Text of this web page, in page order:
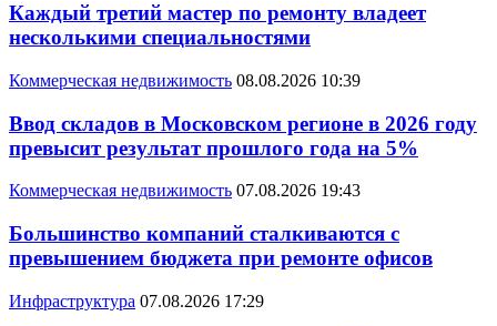
Каждый третий мастер по ремонту владеет
несколькими специальностями
Коммерческая недвижимость 08.08.2026 10:39
Ввод складов в Московском регионе в 2026 году
превысит результат прошлого года на 5%
Коммерческая недвижимость 07.08.2026 19:43
Большинство компаний сталкиваются с
превышением бюджета при ремонте офисов
Инфраструктура 07.08.2026 17:29